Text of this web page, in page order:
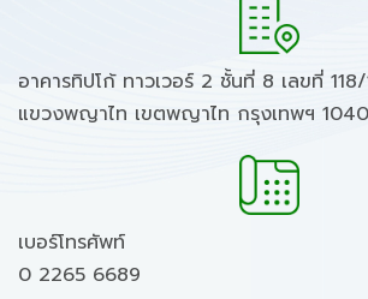
อาคารทิปโก้ ทาวเวอร์ 2 ชั้นที่ 8 เลขที่
แขวงพญาไท เขตพญาไท กรุงเทพฯ
เบอร์โทรศัพท์
0 2265 6689